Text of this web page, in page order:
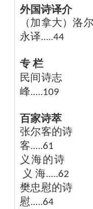
外国诗译介
（加拿大）洛
永译.....44
专 栏
民间诗志
峰.....109
百家诗萃
张尔客的诗
客.....61
义海的诗
义 海.....62
樊忠慰的诗
慰.....64